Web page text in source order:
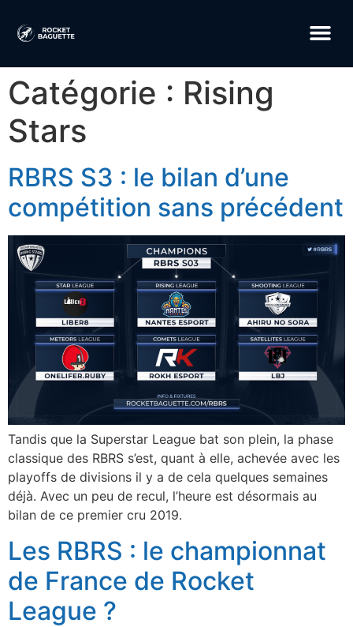
Catégorie : Rising
Stars
RBRS S3 : le bilan d’une
compétition sans précédent
Tandis que la Superstar League bat son plein, la phase
classique des RBRS s’est, quant à elle, achevée avec les
playoffs de divisions il y a de cela quelques semaines
déjà. Avec un peu de recul, l’heure est désormais au
bilan de ce premier cru 2019.
Les RBRS : le championnat
de France de Rocket
League ?